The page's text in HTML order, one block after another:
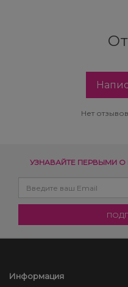
Нет
УЗНАВАЙТЕ ПЕРВЫМИ
Информация